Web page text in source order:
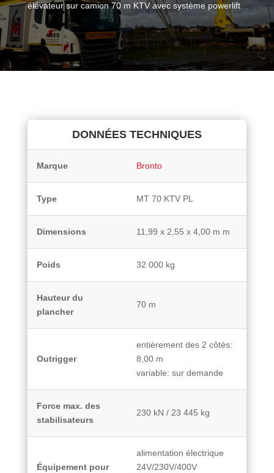
élévateur sur camion 70 m KTV avec système powerlift
DONNÉES TECHNIQUES
Marque Bronto
Type MT 70 KTV PL
Dimensions 11,99 x 2,55 x 4,00 m m
Poids 32 000 kg
Hauteur du
plancher
70 m
Outrigger
entièrement des 2 côtés:
8,00 m
variable: sur demande
Force max. des
stabilisateurs
230 kN / 23 445 kg
Équipement pour
alimentation électrique
24V/230V/400V